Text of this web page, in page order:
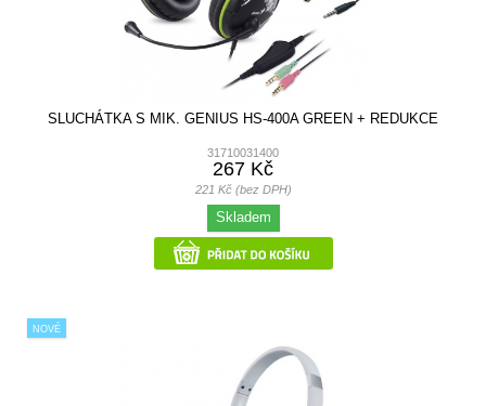
SLUCHÁTKA S MIK. GENIUS HS-400A GREEN + REDUKCE
31710031400
267 Kč
221 Kč (bez DPH)
Skladem
NOVÉ